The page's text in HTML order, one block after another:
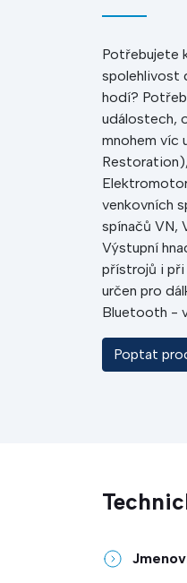
Potřebujete
spolehlivost
hodí?
událostech,
mnohem víc
venkovních
spínačů VN,
Výstupní
přístrojů i při
určen pro
Bluetooth -
Poptat